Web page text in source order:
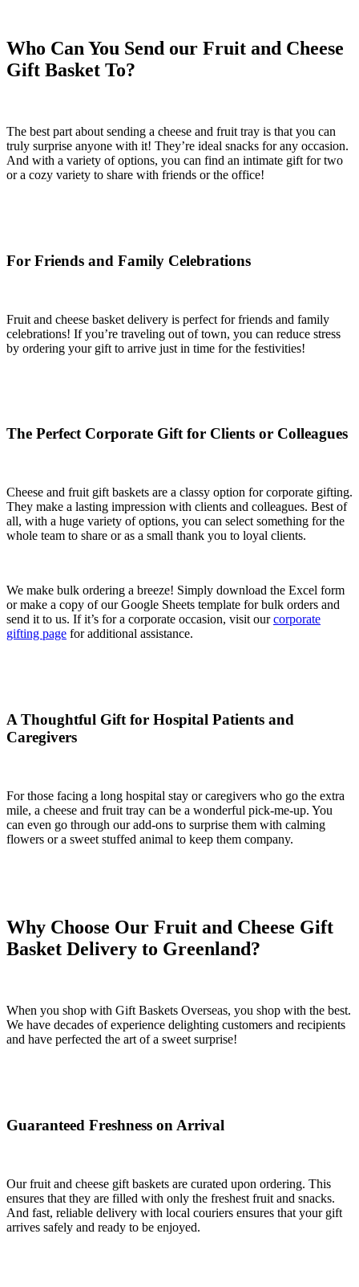
Who Can You Send our Fruit and Cheese
Gift Basket To?
The best part about sending a cheese and fruit tray is that you can
truly surprise anyone with it! They’re ideal snacks for any occasion.
And with a variety of options, you can find an intimate gift for two
or a cozy variety to share with friends or the office!
For Friends and Family Celebrations
Fruit and cheese basket delivery is perfect for friends and family
celebrations! If you’re traveling out of town, you can reduce stress
by ordering your gift to arrive just in time for the festivities!
The Perfect Corporate Gift for Clients or Colleagues
Cheese and fruit gift baskets are a classy option for corporate gifting.
They make a lasting impression with clients and colleagues. Best of
all, with a huge variety of options, you can select something for the
whole team to share or as a small thank you to loyal clients.
We make bulk ordering a breeze! Simply download the Excel form
or make a copy of our Google Sheets template for bulk orders and
send it to us. If it’s for a corporate occasion, visit ourcorporate
gifting page for additional assistance.
A Thoughtful Gift for Hospital Patients and
Caregivers
For those facing a long hospital stay or caregivers who go the extra
mile, a cheese and fruit tray can be a wonderful pick-me-up. You
can even go through our add-ons to surprise them with calming
flowers or a sweet stuffed animal to keep them company.
Why Choose Our Fruit and Cheese Gift
Basket Delivery to Greenland?
When you shop with Gift Baskets Overseas, you shop with the best.
We have decades of experience delighting customers and recipients
and have perfected the art of a sweet surprise!
Guaranteed Freshness on Arrival
Our fruit and cheese gift baskets are curated upon ordering. This
ensures that they are filled with only the freshest fruit and snacks.
And fast, reliable delivery with local couriers ensures that your gift
arrives safely and ready to be enjoyed.